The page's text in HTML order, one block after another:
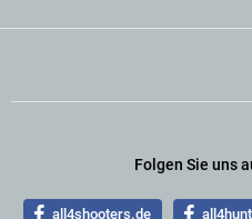
Folgen Sie uns
all4shooters.de